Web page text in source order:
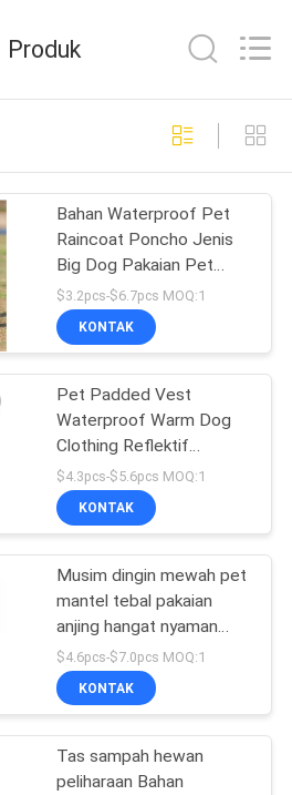
yang
86
Leash
87
Dog
Produk
Bahan Waterproof Pet
Raincoat Poncho Jenis
Big Dog Pakaian Pet
Pakaian Dan Aksesoris
$3.2pcs-$6.7pcs MOQ:1
KONTAK
Pet Padded Vest
Waterproof Warm Dog
Clothing Reflektif
Nyaman
$4.3pcs-$5.6pcs MOQ:1
KONTAK
Musim dingin mewah pet
mantel tebal pakaian
anjing hangat nyaman
reflektif untuk hewan
peliharaan
$4.6pcs-$7.0pcs MOQ:1
KONTAK
Tas sampah hewan
peliharaan Bahan